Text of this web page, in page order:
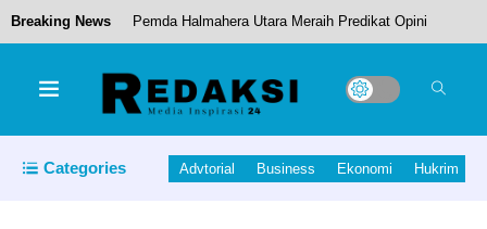
Breaking News Pemda Halmahera Utara Meraih Predikat Opini
Polresta Tidore Gulung Jaringan ‘Petani’ dan
Pengedar Ganja Lokal
Categories Advtorial Business Ekonomi Hukrim